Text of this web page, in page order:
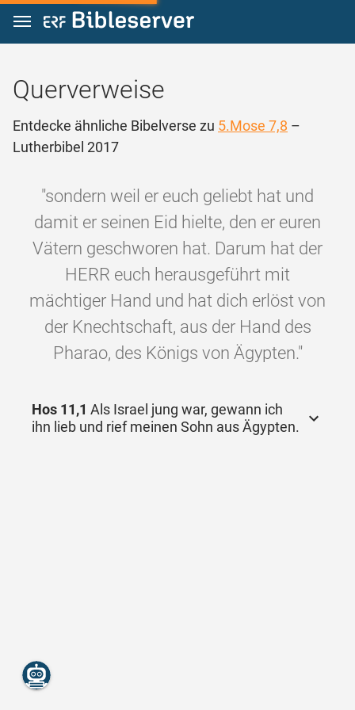
Zum Inhalt springen
Querverweise
Entdecke ähnliche Bibelverse zu 5.Mose 7,8 –
Lutherbibel 2017
"sondern weil er euch geliebt hat und
damit er seinen Eid hielte, den er euren
Vätern geschworen hat. Darum hat der
HERR euch herausgeführt mit
mächtiger Hand und hat dich erlöst von
der Knechtschaft, aus der Hand des
Pharao, des Königs von Ägypten."
Hos 11,1 Als Israel jung war, gewann ich
ihn lieb und rief meinen Sohn aus Ägypten.